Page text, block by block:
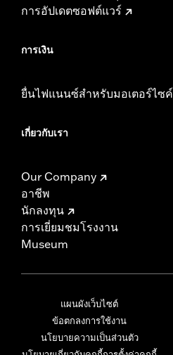
การอัปเดตซอฟต์แวร์
การเงิน
ยื่นไฟแนนซ์สำหรับมอเตอร์ไซค์
เกี่ยวกับเรา
Our Company
อาชีพ
นักลงทุน
การเยี่ยมชมโรงงาน
Museum
แผนผังเว็บไซต์
ข้อตกลงการใช้งาน
นโยบายความเป็นส่วนตัว